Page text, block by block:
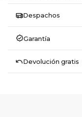
Despachos
Garantía
Devolución gratis